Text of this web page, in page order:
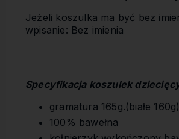
Jeżeli koszulka ma być bez
wpisanie: Bez imienia
Specyfikacja koszulek
gramatura 165g.(białe 160g)
100% bawełna